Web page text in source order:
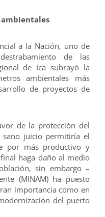
a la Nación, uno de
de las
de Ica subrayó la
ambientales más
de proyectos de
de la protección del
juicio permitiría el
por más productivo y
haga daño al medio
sin embargo –
(MINAM) ha puesto
importancia como en
del puerto